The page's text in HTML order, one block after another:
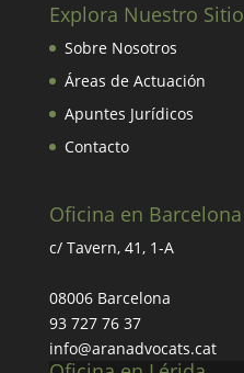
Explora Nuestro Sitio
Sobre Nosotros
Áreas de Actuación
Apuntes Jurídicos
Contacto
Oficina en Barcelona
c/ Tavern, 41, 1-A
08006 Barcelona
93 727 76 37
info@aranadvocats.cat